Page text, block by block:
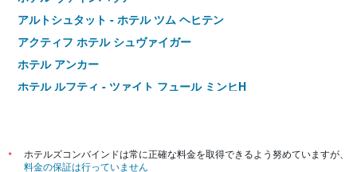
アルトシュタット - ホテル ツム ヘヒテン
アクティフ ホテル シュヴァイガー
ホテル アンカー
ホテル ルフティ - ツァイト フュール ミンヒH
Hotel Waldhorn
*
ホテルズコンバインドは常に正確な料金を取得できるよう努めていますが、
料金の保証は行っていません